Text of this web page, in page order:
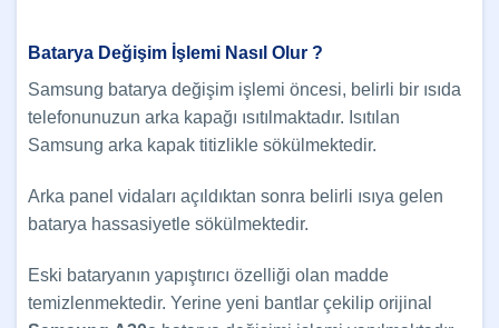
Batarya Değişim İşlemi Nasıl Olur ?
Samsung batarya değişim işlemi öncesi, belirli bir ısıda
telefonunuzun arka kapağı ısıtılmaktadır. Isıtılan
Samsung arka kapak titizlikle sökülmektedir.
Arka panel vidaları açıldıktan sonra belirli ısıya gelen
batarya hassasiyetle sökülmektedir.
Eski bataryanın yapıştırıcı özelliği olan madde
temizlenmektedir. Yerine yeni bantlar çekilip orijinal